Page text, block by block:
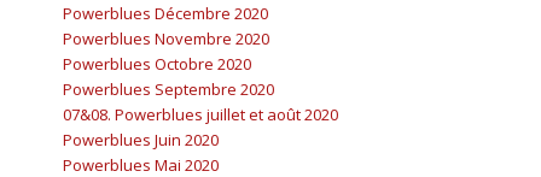
Powerblues Décembre 2020
Powerblues Novembre 2020
Powerblues Octobre 2020
Powerblues Septembre 2020
07&08. Powerblues juillet et août 2020
Powerblues Juin 2020
Powerblues Mai 2020